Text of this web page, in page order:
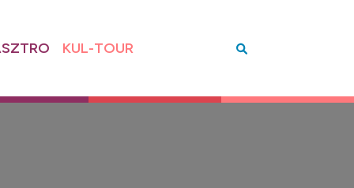
KUL-TOUR